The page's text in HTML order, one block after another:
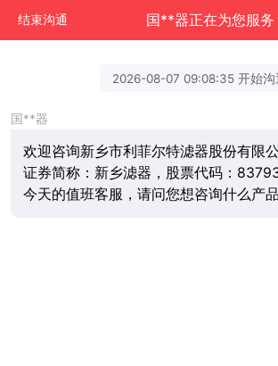
结束沟通 国**器正在为您服务
2026-08-07 09:08:35 开始沟
国**器
欢迎咨询新乡市利菲尔特滤器股份有限公
证券简称：新乡滤器，股票代码：
今天的值班客服，请问您想咨询什么产